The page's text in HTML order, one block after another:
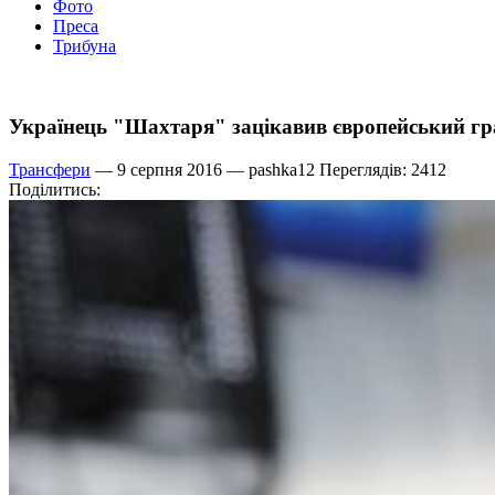
Фото
Преса
Трибуна
Українець "Шахтаря" зацікавив європейський
Трансфери — 9 серпня 2016 — pashka12 Переглядів: 2412
Поділитись: